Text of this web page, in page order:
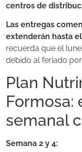
centros de
Las entregas
extenderán hasta
recuerda que el
debido al feriado
Plan
Formosa:
semanal
Semana 2 y 4: